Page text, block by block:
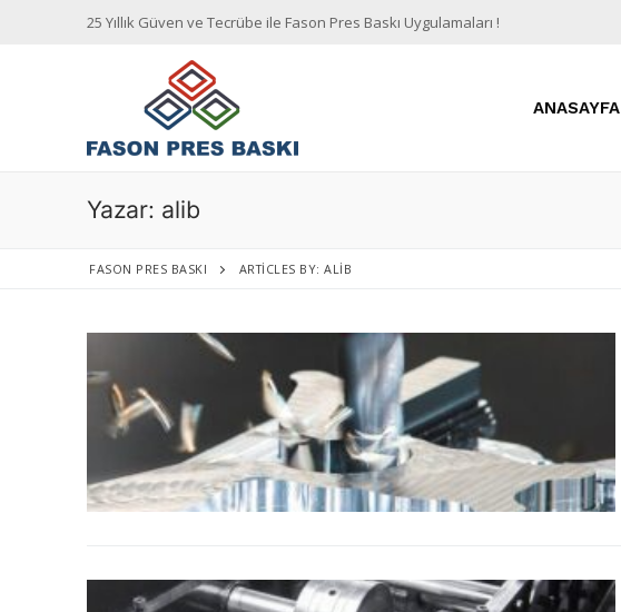
25 Yıllık Güven ve Tecrübe ile Fason Pres Baskı Uygulamaları !
ANASAYFA
Hizmetlerimiz
Konteyner Şase Profilleri
Blog
İletişim
Yazar: alib
FASON PRES BASKI ARTICLES BY: ALIB